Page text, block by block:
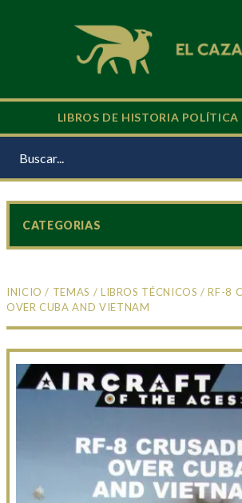
LIBROS DE HISTORIA POLÍTICA
INICIO / TEMAS / LIBROS TÉCNICOS / RF-8
OVER CUBA AND VIETNAM
CATEGORIAS